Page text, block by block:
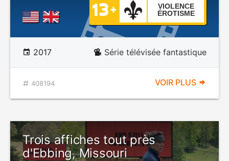
VIOLENCE
ÉROTISME
2017 Série télévisée fantastique
408194 VOIR PLUS
Trois affiches tout près
d'Ebbing, Missouri